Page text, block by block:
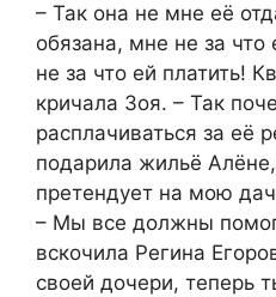
– Так она не мне её
обязана, мне не за что
не за что ей платить!
кричала Зоя. – Так
расплачиваться за её
подарила жильё
претендует на мою
– Мы все должны
вскочила Регина
своей дочери, теперь